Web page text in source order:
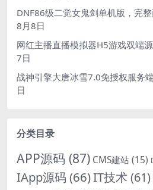
DNF86级二觉女鬼剑单机版，完
8月8日
网红主播直播模拟器H5游戏双端
7日
战神引擎大唐冰雪7.0免授权服务
日
分类目录
APP源码 (87) CMS建站 (15)
IApp源码 (66)IT技术(61)